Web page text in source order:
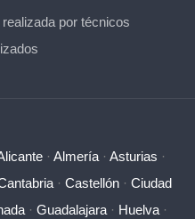
por técnicos
· Almería · Asturias ·
· Castellón· Ciudad
· Guadalajara · Huelva ·